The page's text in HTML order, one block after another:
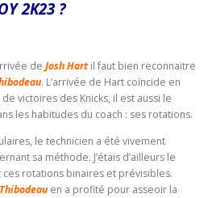
2K23 ?
de Josh Hartil faut bien reconnaitre
. L’arrivée de Hart coïncide en
victoires des Knicks, il est aussi le
les habitudes du coach : ses rotations.
le technicien a été vivement
sa méthode. J’étais d’ailleurs le
rotations binaires et prévisibles.
Thibodeau en a profité pour asseoir la